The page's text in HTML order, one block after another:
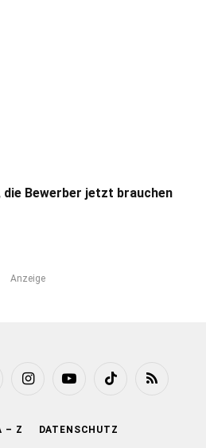
Bewerber jetzt brauchen
Anzeige
InstagramYouTubeTikTok RSS
– Z DATENSCHUTZ